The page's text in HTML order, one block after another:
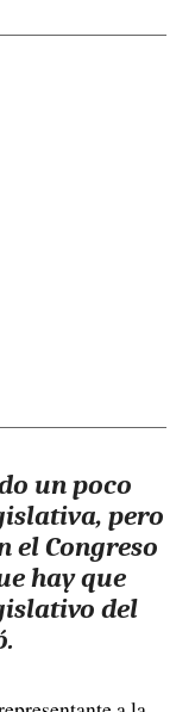
un poco
pero
el Congreso
hay que
del